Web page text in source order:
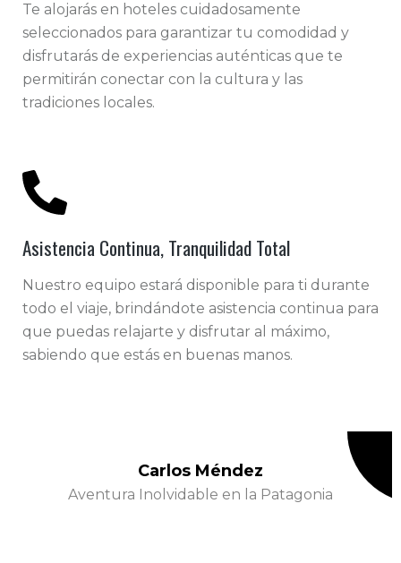
Te alojarás en hoteles cuidadosamente
seleccionados para garantizar tu comodidad y
disfrutarás de experiencias auténticas que te
permitirán conectar con la cultura y las
tradiciones locales.
Asistencia Continua, Tranquilidad Total
Nuestro equipo estará disponible para ti durante
todo el viaje, brindándote asistencia continua para
que puedas relajarte y disfrutar al máximo,
sabiendo que estás en buenas manos.
Laura Rodríguez
Experiencia Maravillosa en las Maldivas